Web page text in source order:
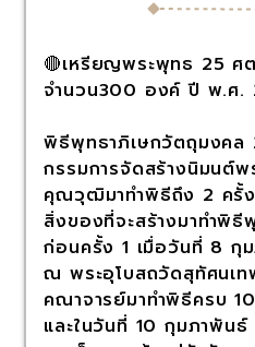
🔴เหรียญพระพุทธ 25 ศ
จำนวน300 องค์ ปี พ.ศ.
พิธีพุทธาภิเษกวัตถุมงค
กรรมการจัดสร้างนิมนต์
คุณวุฒิมาทำพิธีถึง 2 ครั้ง
สิ่งของที่จะสร้างมาทำพิธี
ก่อนครั้ง 1 เมื่อวันที่ 8
ณ พระอุโบสถวัดสุทัศนเท
คณาจารย์มาทำพิธีครบ
และในวันที่ 10 กุมภาพัน